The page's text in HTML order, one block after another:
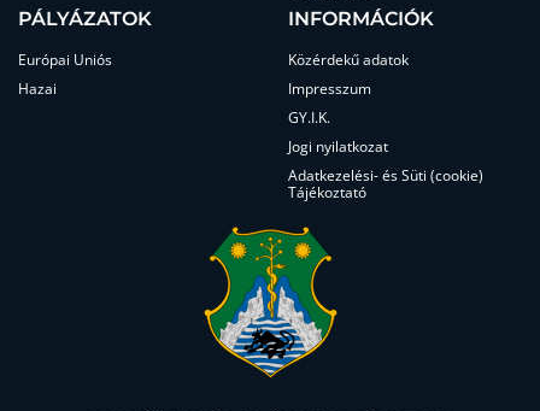
PÁLYÁZATOK
Európai Uniós
Hazai
INFORMÁCIÓK
Közérdekű adatok
Impresszum
GY.I.K.
Jogi nyilatkozat
Adatkezelési- és Süti (cookie)
Tájékoztató